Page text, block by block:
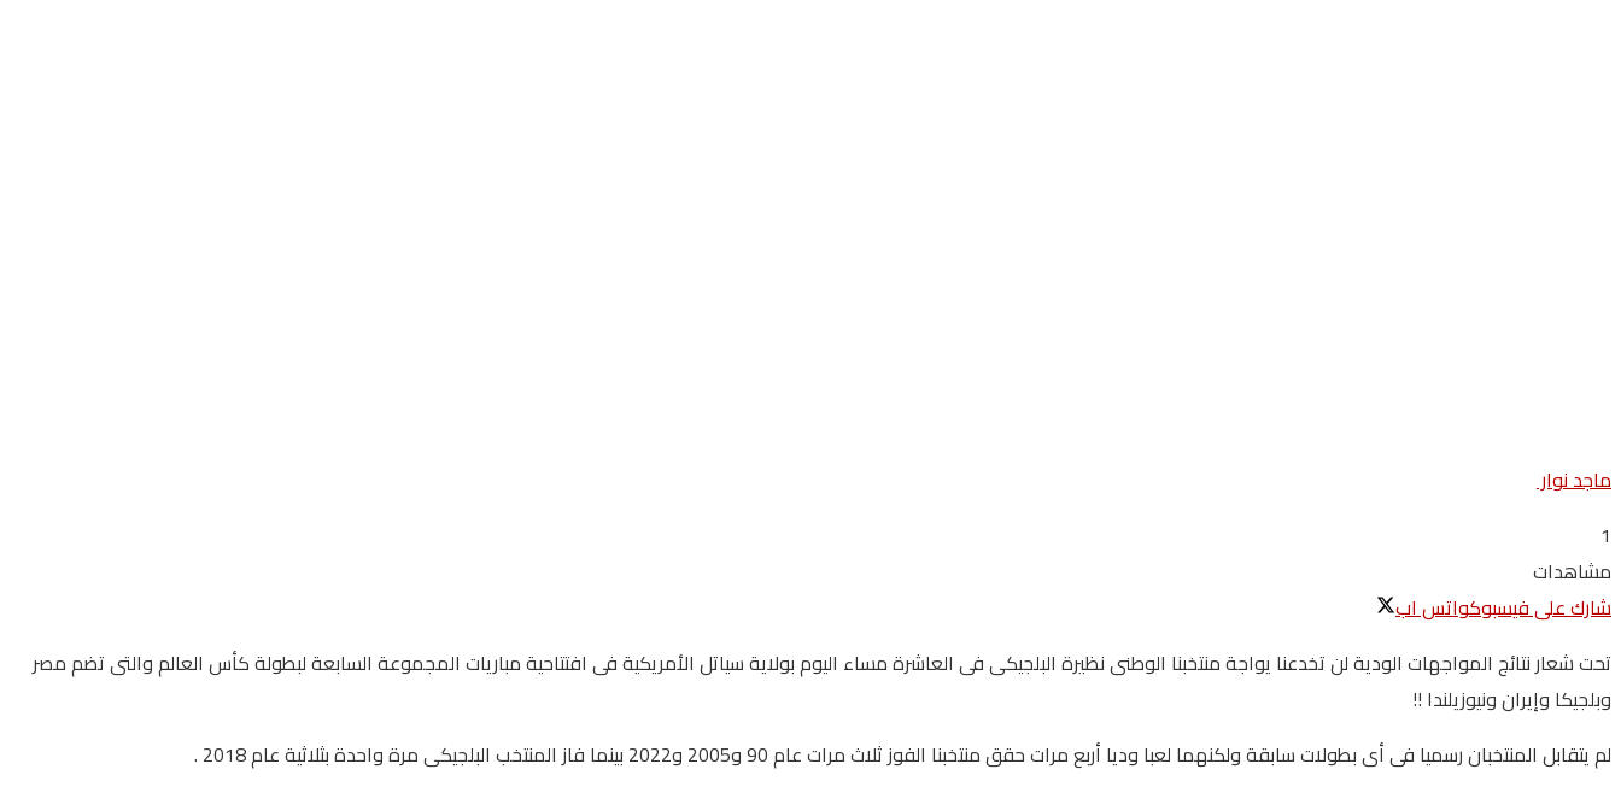
ماجد نوار
1
مشاهدات
شارك على فيسبوكواتس اب
تحت شعار نتائج المواجهات الودية لن تخدعنا يواجة منتخبنا الوطنى نظيرة البلجيكى فى العاشرة مساء اليوم بولاية سياتل الأمريكية فى افتتاحية مباريات المجموعة السابعة لبطولة كأس العالم والتى تضم مصر
وبلجيكا وإيران ونيوزيلندا !!
لم يتقابل المنتخبان رسميا فى أى بطولات سابقة ولكنهما لعبا وديا أربع مرات حقق منتخبنا الفوز ثلاث مرات عام 90 و2005 و2022 بينما فاز المنتخب البلجيكى مرة واحدة بثلاثية عام 2018 .